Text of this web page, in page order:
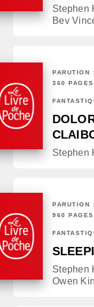
Stephen
Bev
360 PAGES
Stephen
960 PAGES
Stephen
Owen